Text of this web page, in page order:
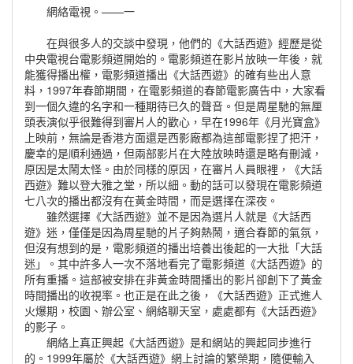
網絡電視。——一
在與很多人的交談中發現，他們的《大話西遊》經歷是從
中央電視台電影頻道開始的。電影頻道在影片放映一年後，就
能獲得播出權，電影頻道播出《大話西遊》的確有些出人意
料，1997年春節期間，在電影頻道的春節電影廣告中，大家看
到一個久違的名字和一種期待已久的聲音。但是周星馳的無厘
頭表演似乎很難得到審片人的歡心，早在1996年《月光寶盒》
上映前，無論是香港方面還是西影廠都為這部電影捏了把汗，
慶幸的是順利通過，但兩部影片在大陸放映時還是略有刪減，
原因是太鬧太怪。由於同樣的原因，在審片人員眼裡，《大話
西遊》難以登大雅之堂，所以細。動的話可以發現在電影頻道
七八次的播出都沒有在黃金時間，而是選擇在深夜。
雖然選擇《大話西遊》並不是因為選片人就是《大話西
遊》迷，僅僅是因為周星馳的片子夠熱鬧，適合春節的氣氛，
但沒有想到的是，電影頻道的播出培養出後起的一大批「大話
迷」。其中許多人一次不落地看完了電影頻道《大話西遊》的
所有重播。這部被安排在非黃金時間播出的影片卻創下了黃金
時間播出的收視率。也正是在此之後，《大話西遊》正式進人
火爆期，校園、辦公室、網絡聊天室，處處都有《大話西遊》
的影子。
網絡上真正興起《大話西遊》是和網站的興起同步進行
的。1999年屬於《大話西遊》網上討論的繁榮期，隨便輸入